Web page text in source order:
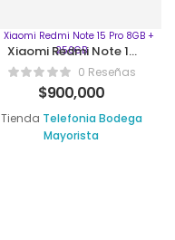
Xiaomi Redmi Note 15
Pro 8GB + 256GB
0 Reseñas
$900,000
Tienda Telefonia Bodega
Mayorista